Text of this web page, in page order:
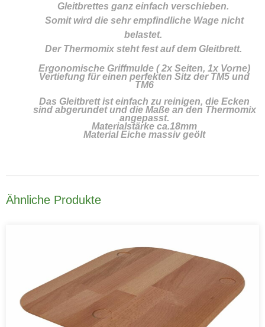
Gleitbrettes ganz einfach verschieben.
Somit wird die sehr empfindliche Wage nicht
belastet.
Der Thermomix steht fest auf dem Gleitbrett.
Ergonomische Griffmulde ( 2x Seiten, 1x Vorne)
Vertiefung für einen perfekten Sitz der TM5 und
TM6
Das Gleitbrett ist einfach zu reinigen, die Ecken
sind abgerundet und die Maße an den Thermomix
angepasst.
Materialstärke ca.18mm
Material Eiche massiv geölt
Ähnliche Produkte